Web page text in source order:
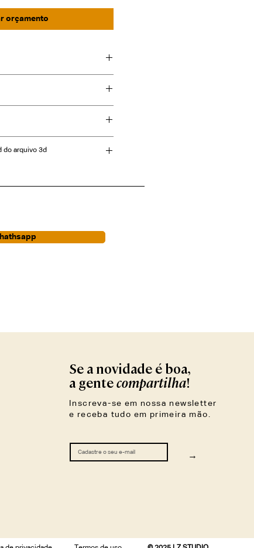
orçamento
do arquivo 3d
Se a novidade é boa,
a gentecompartilha!
Inscreva-se em nossa newsletter
e receba tudo em primeira mão.
→